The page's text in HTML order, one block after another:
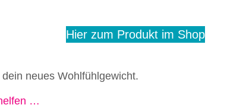
Hier zum Produkt im Shop
neues Wohlfühlgewicht.
…